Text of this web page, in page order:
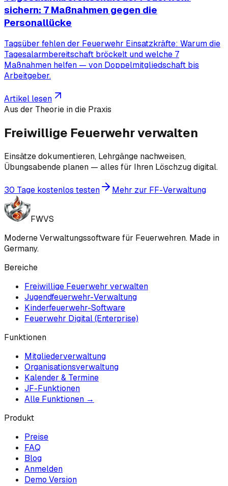
sichern: 7 Maßnahmen gegen die
Personallücke
Tagsüber fehlen der Feuerwehr Einsatzkräfte: Warum die
Tagesalarmbereitschaft bröckelt und welche 7
Maßnahmen helfen — von Doppelmitgliedschaft bis
Arbeitgeber.
Artikel lesen
Aus der Theorie in die Praxis
Freiwillige Feuerwehr verwalten
Einsätze dokumentieren, Lehrgänge nachweisen,
Übungsabende planen — alles für Ihren Löschzug digital.
30 Tage kostenlos testen Mehr zur FF-Verwaltung
FWVS
Moderne Verwaltungssoftware für Feuerwehren. Made in
Germany.
Bereiche
Freiwillige Feuerwehr verwalten
Jugendfeuerwehr-Verwaltung
Kinderfeuerwehr-Software
Feuerwehr Digital (Enterprise)
Funktionen
Mitgliederverwaltung
Organisationsverwaltung
Kalender & Termine
JF-Funktionen
Alle Funktionen →
Produkt
Preise
FAQ
Blog
Anmelden
Demo Version